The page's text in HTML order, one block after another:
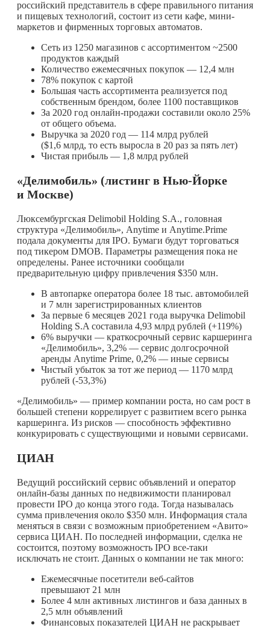
российский представитель в сфере правильного питания
и пищевых технологий, состоит из сети кафе, мини-
маркетов и фирменных торговых автоматов.
Сеть из 1250 магазинов с ассортиментом ~2500
продуктов каждый
Количество ежемесячных покупок — 12,4 млн
78% покупок с картой
Большая часть ассортимента реализуется под
собственным брендом, более 1100 поставщиков
За 2020 год онлайн-продажи составили около 25%
от общего объема.
Выручка за 2020 год — 114 млрд рублей
($1,6 млрд, то есть выросла в 20 раз за пять лет)
Чистая прибыль — 1,8 млрд рублей
«Делимобиль» (листинг в Нью-Йорке
и Москве)
Люксембургская Delimobil Holding S.A., головная
структура «Делимобиль», Anytime и Anytime.Prime
подала документы для IPO. Бумаги будут торговаться
под тикером DMOB. Параметры размещения пока не
определены. Ранее источники сообщали
предварительную цифру привлечения $350 млн.
В автопарке оператора более 18 тыс. автомобилей
и 7 млн зарегистрированных клиентов
За первые 6 месяцев 2021 года выручка Delimobil
Holding S.A составила 4,93 млрд рублей (+119%)
6% выручки — краткосрочный сервис каршеринга
«Делимобиль», 3,2% — сервис долгосрочной
аренды Anytime Prime, 0,2% — иные сервисы
Чистый убыток за тот же период — 1170 млрд
рублей (-53,3%)
«Делимобиль» — пример компании роста, но сам рост в
большей степени коррелирует с развитием всего рынка
каршеринга. Из рисков — способность эффективно
конкурировать с существующими и новыми сервисами.
ЦИАН
Ведущий российский сервис объявлений и оператор
онлайн-базы данных по недвижимости планировал
провести IPO до конца этого года. Тогда называлась
сумма привлечения около $350 млн. Информация стала
меняться в связи с возможным приобретением «Авито»
сервиса ЦИАН. По последней информации, сделка не
состоится, поэтому возможность IPO все-таки
исключать не стоит. Данных о компании не так много:
Ежемесячные посетители веб-сайтов
превышают 21 млн
Более 4 млн активных листингов и база данных в
2,5 млн объявлений
Финансовых показателей ЦИАН не раскрывает